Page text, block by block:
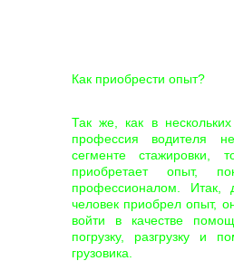
Как приобрести опыт?
Так же, как в
профессия водителя
сегменте стажировки,
приобретает опыт,
профессионалом. Итак,
человек приобрел опыт,
войти в качестве
погрузку, разгрузку и
грузовика.